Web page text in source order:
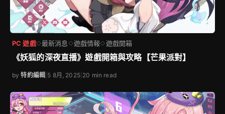
PC 遊戲◇最新消息 ◇遊戲情報◇遊戲開箱
《妖狐的深夜直播》遊戲開箱與攻略【芒果派對】
by特約編輯 5 8月, 2025| 20 min read